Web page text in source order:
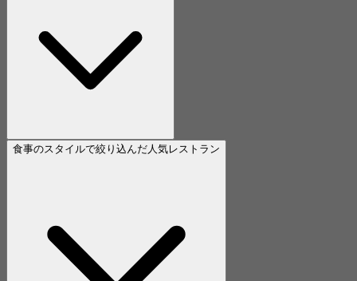
食事のスタイルで絞り込んだ人気レストラン